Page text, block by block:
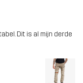
Dit is al mijn derde